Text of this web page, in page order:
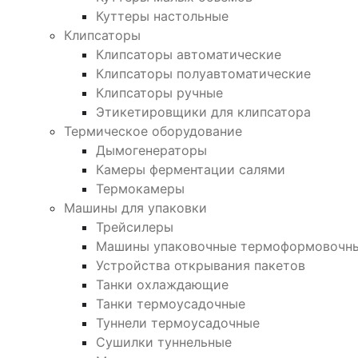
Куттеры настольные
Клипсаторы
Клипсаторы автоматические
Клипсаторы полуавтоматические
Клипсаторы ручные
Этикетировщики для клипсатора
Термическое оборудование
Дымогенераторы
Камеры ферментации салями
Термокамеры
Машины для упаковки
Трейсилеры
Машины упаковочные
Устройства открывания пакетов
Танки охлаждающие
Танки термоусадочные
Туннели термоусадочные
Сушилки туннельные